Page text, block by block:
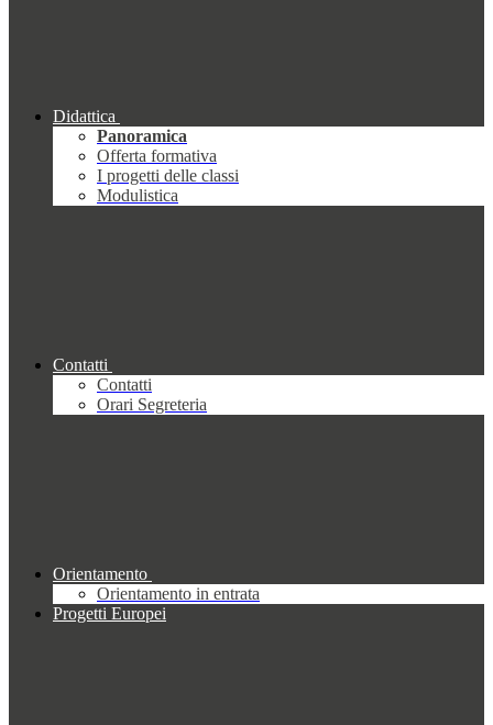
Didattica
Panoramica
Offerta formativa
I progetti delle classi
Modulistica
Contatti
Contatti
Orari Segreteria
Orientamento
Orientamento in entrata
Progetti Europei